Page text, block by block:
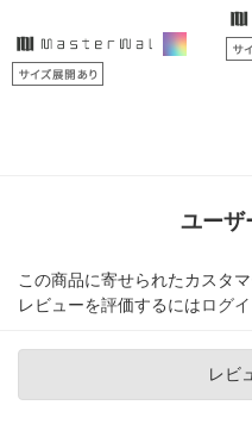
ユーザ
この商品に寄せられたカスタ
レビューを評価するにはログ
レビ